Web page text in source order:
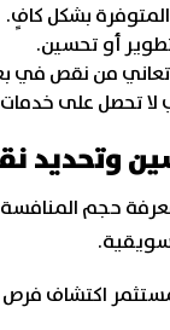
بشكل كافٍ.
أو تحسين.
تعاني من نقص في
تحصل على خدمات
وتحديد
حجم
اكتشاف